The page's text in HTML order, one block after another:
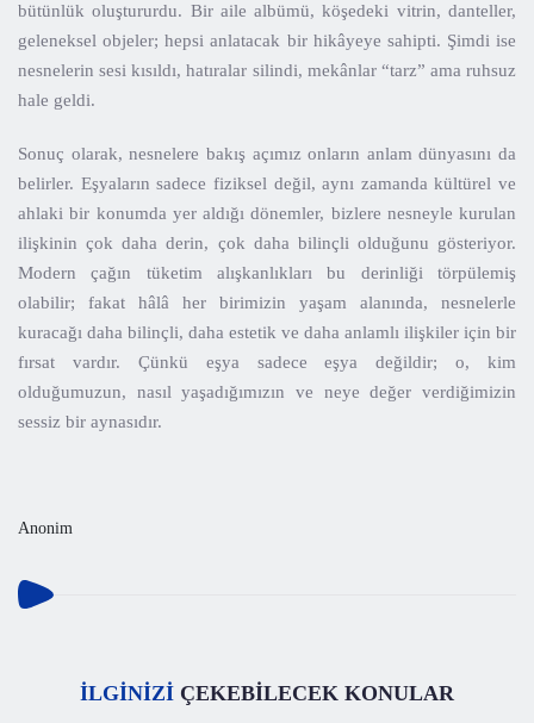
bütünlük oluştururdu. Bir aile albümü, köşedeki vitrin, danteller,
geleneksel objeler; hepsi anlatacak bir hikâyeye sahipti. Şimdi ise
nesnelerin sesi kısıldı, hatıralar silindi, mekânlar “tarz” ama ruhsuz
hale geldi.
Sonuç olarak, nesnelere bakış açımız onların anlam dünyasını da
belirler. Eşyaların sadece fiziksel değil, aynı zamanda kültürel ve
ahlaki bir konumda yer aldığı dönemler, bizlere nesneyle kurulan
ilişkinin çok daha derin, çok daha bilinçli olduğunu gösteriyor.
Modern çağın tüketim alışkanlıkları bu derinliği törpülemiş
olabilir; fakat hâlâ her birimizin yaşam alanında, nesnelerle
kuracağı daha bilinçli, daha estetik ve daha anlamlı ilişkiler için bir
fırsat vardır. Çünkü eşya sadece eşya değildir; o, kim
olduğumuzun, nasıl yaşadığımızın ve neye değer verdiğimizin
sessiz bir aynasıdır.
Anonim
İLGİNİZİ ÇEKEBİLECEK KONULAR